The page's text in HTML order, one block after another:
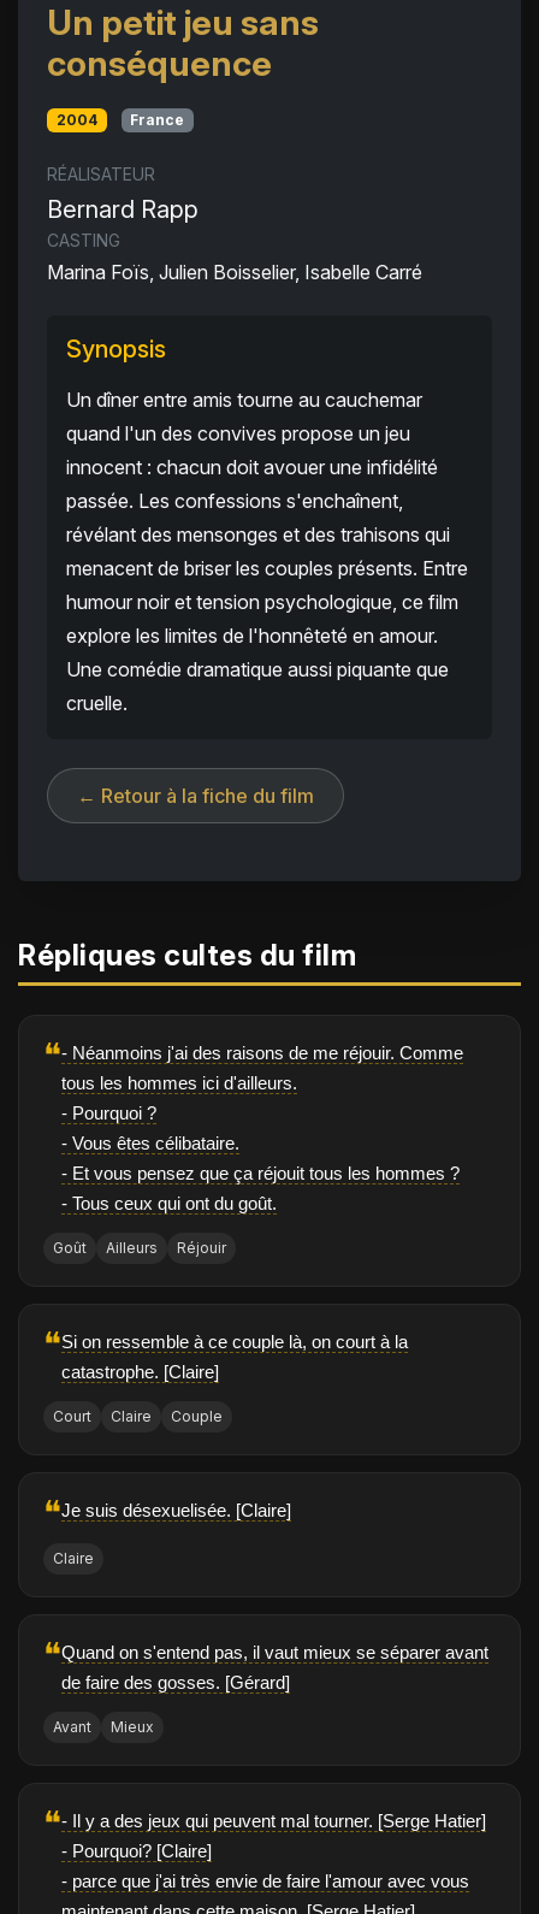
Un petit jeu sans
conséquence
2004 France
RÉALISATEUR
Bernard Rapp
CASTING
Marina Foïs, Julien Boisselier, Isabelle Carré
Synopsis
Un dîner entre amis tourne au cauchemar
quand l'un des convives propose un jeu
innocent : chacun doit avouer une infidélité
passée. Les confessions s'enchaînent,
révélant des mensonges et des trahisons qui
menacent de briser les couples présents. Entre
humour noir et tension psychologique, ce film
explore les limites de l'honnêteté en amour.
Une comédie dramatique aussi piquante que
cruelle.
← Retour à la fiche du film
Répliques cultes du film
❝- Néanmoins j'ai des raisons de me réjouir. Comme
tous les hommes ici d'ailleurs.
- Pourquoi ?
- Vous êtes célibataire.
- Et vous pensez que ça réjouit tous les hommes ?
- Tous ceux qui ont du goût.
Goût Ailleurs Réjouir
❝Si on ressemble à ce couple là, on court à la
catastrophe. [Claire]
Court Claire Couple
❝Je suis désexuelisée. [Claire]
Claire
❝Quand on s'entend pas, il vaut mieux se séparer avant
de faire des gosses. [Gérard]
Avant Mieux
❝- Il y a des jeux qui peuvent mal tourner. [Serge Hatier]
- Pourquoi? [Claire]
- parce que j'ai très envie de faire l'amour avec vous